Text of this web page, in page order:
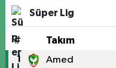
Süper Lig
# Takım
1 Amed